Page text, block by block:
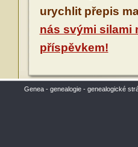
urychlit přepis
nás svými silami
příspěvkem!
Genea - genealogie - genealogické